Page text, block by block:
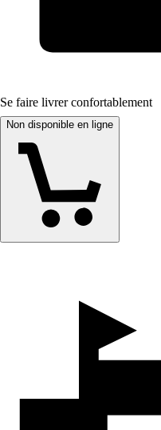
Se faire livrer confortablement
Non disponible en ligne